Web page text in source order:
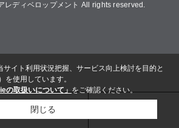
レディベロップメント All rights reserved.
電話
サイト利用状況把握、サービス向上検討を目的と
を使用しています。
の取扱いについて」をご確認ください。
閉じる